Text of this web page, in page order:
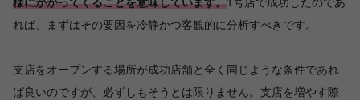
様にかかってくることを意味しています。1号店で成功したのであ
れば、まずはその要因を冷静かつ客観的に分析すべきです。
支店をオープンする場所が成功店舗と全く同じような条件であれ
ば良いのですが、必ずしもそうとは限りません。支店を増やす際